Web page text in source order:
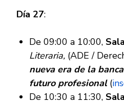
Día 27:
De 09:00 a 10:00,
Literaria, (ADE /
nueva era de la
futuro profesional (
De 10:30 a 11:30,